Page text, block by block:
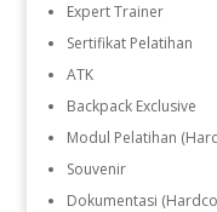
Expert Trainer
Sertifikat Pelatihan
ATK
Backpack Exclusive
Modul Pelatihan
Souvenir
Dokumentasi